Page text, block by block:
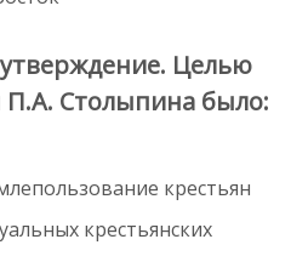
Целью
Столыпина было:
крестьян
крестьянских